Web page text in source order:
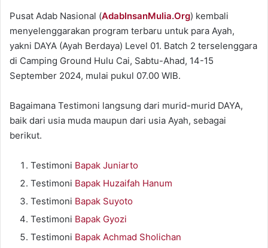
Pusat Adab Nasional (AdabInsanMulia.Org) kembali
menyelenggarakan program terbaru untuk para Ayah,
yakni DAYA (Ayah Berdaya) Level 01. Batch 2 terselenggara
di Camping Ground Hulu Cai, Sabtu-Ahad, 14-15
September 2024, mulai pukul 07.00 WIB.
Bagaimana Testimoni langsung dari murid-murid DAYA,
baik dari usia muda maupun dari usia Ayah, sebagai
berikut.
Testimoni Bapak Juniarto
Testimoni Bapak Huzaifah Hanum
Testimoni Bapak Suyoto
Testimoni Bapak Gyozi
Testimoni Bapak Achmad Sholichan